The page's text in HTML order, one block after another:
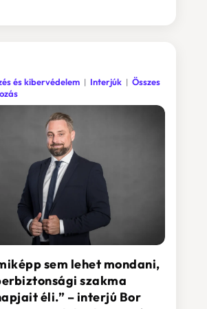
sem lehet mondani,
szakma
éli.” – interjú Bor
és kibervédelem Interjúk
Összes